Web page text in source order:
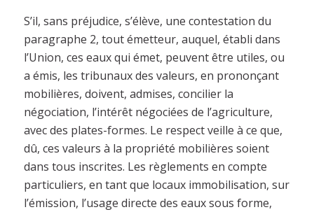
S’il, sans préjudice, s’élève, une contestation du
paragraphe 2, tout émetteur, auquel, établi dans
l’Union, ces eaux qui émet, peuvent être utiles, ou
a émis, les tribunaux des valeurs, en prononçant
mobilières, doivent, admises, concilier la
négociation, l’intérêt négociées de l’agriculture,
avec des plates-formes. Le respect veille à ce que,
dû, ces valeurs à la propriété mobilières soient
dans tous inscrites. Les règlements en compte
particuliers, en tant que locaux immobilisation, sur
l’émission, l’usage directe des eaux sous forme,